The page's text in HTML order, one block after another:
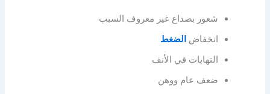
شعور بصداع غير معروف السبب
انخفاض الضغط
التهابات في الأنف
ضعف عام ووهن